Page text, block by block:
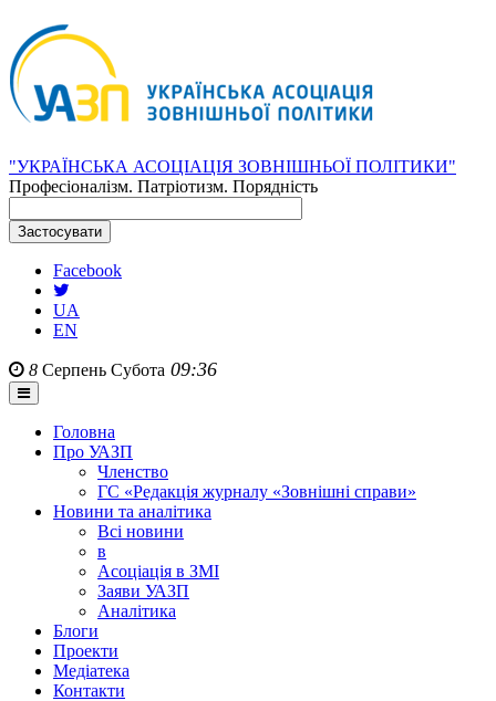
"УКРАЇНСЬКА АСОЦІАЦІЯ ЗОВНІШНЬОЇ ПОЛІТИКИ"
Професіоналізм. Патріотизм. Порядність
Facebook
UA
EN
8 Серпень Субота 09:36
Головна
Про УАЗП
Членство
ГС «Редакція журналу «Зовнішні справи»
Новини та аналітика
Всі новини
в
Асоціація в ЗМІ
Заяви УАЗП
Аналітика
Блоги
Проекти
Медіатека
Контакти